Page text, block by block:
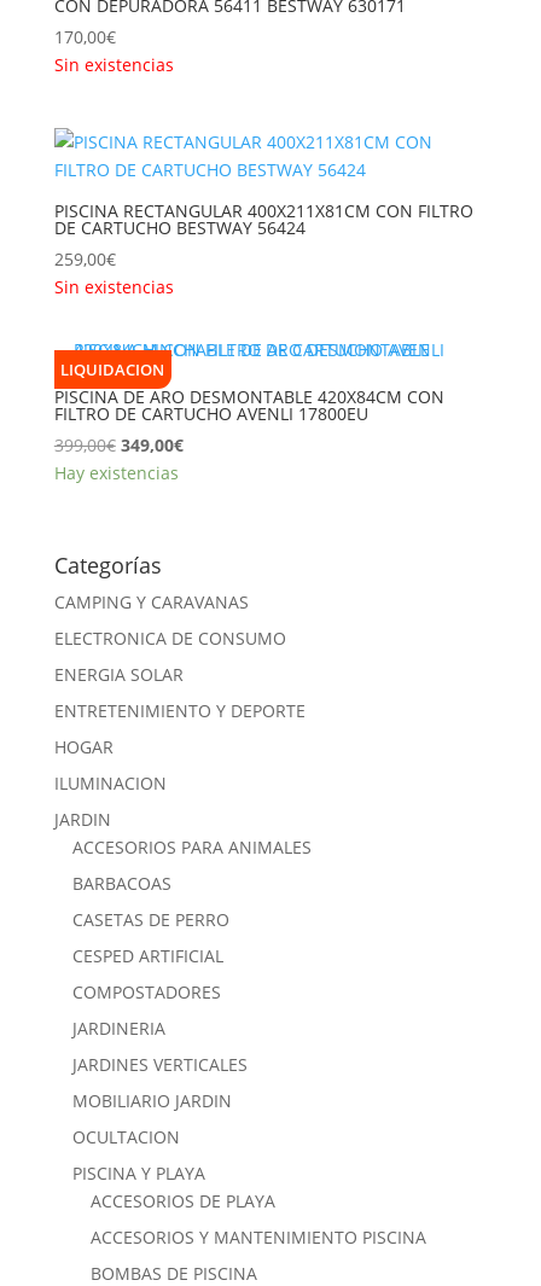
CON DEPURADORA 56411 BESTWAY 630171
170,00€
Sin existencias
PISCINA RECTANGULAR 400X211X81CM CON FILTRO
DE CARTUCHO BESTWAY 56424
259,00€
Sin existencias
LIQUIDACION
PISCINA DE ARO DESMONTABLE 420X84CM CON
FILTRO DE CARTUCHO AVENLI 17800EU
399,00€ El
precio
399,00€.
349,00€El
Hay existencias
Categorías
CAMPING Y CARAVANAS
ELECTRONICA DE CONSUMO
ENERGIA SOLAR
ENTRETENIMIENTO Y DEPORTE
HOGAR
ILUMINACION
JARDIN
ACCESORIOS PARA ANIMALES
BARBACOAS
CASETAS DE PERRO
CESPED ARTIFICIAL
COMPOSTADORES
JARDINERIA
JARDINES VERTICALES
MOBILIARIO JARDIN
OCULTACION
PISCINA Y PLAYA
ACCESORIOS DE PLAYA
ACCESORIOS Y MANTENIMIENTO PISCINA
BOMBAS DE PISCINA